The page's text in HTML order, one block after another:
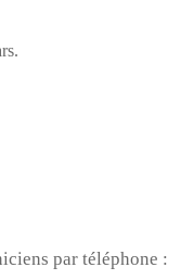
par téléphone :